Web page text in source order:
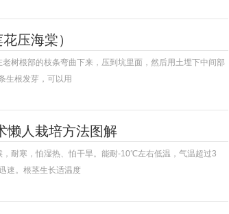
压海棠）
树根部的枝条弯曲下来，压到坑里面，然后用土埋下中间部
生根发芽，可以用
懒人栽培方法图解
耐寒，怕湿热、怕干旱。能耐-10℃左右低温，气温超过3
速。根茎生长适温度